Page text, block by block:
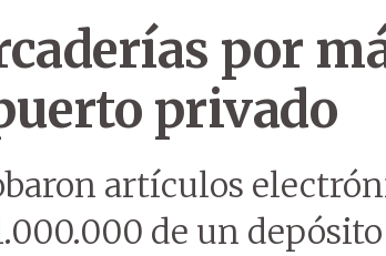
por
privado
artículos
de un